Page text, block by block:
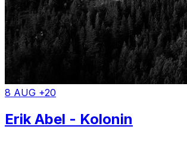
8 AUG +20
Erik Abel - Kolonin